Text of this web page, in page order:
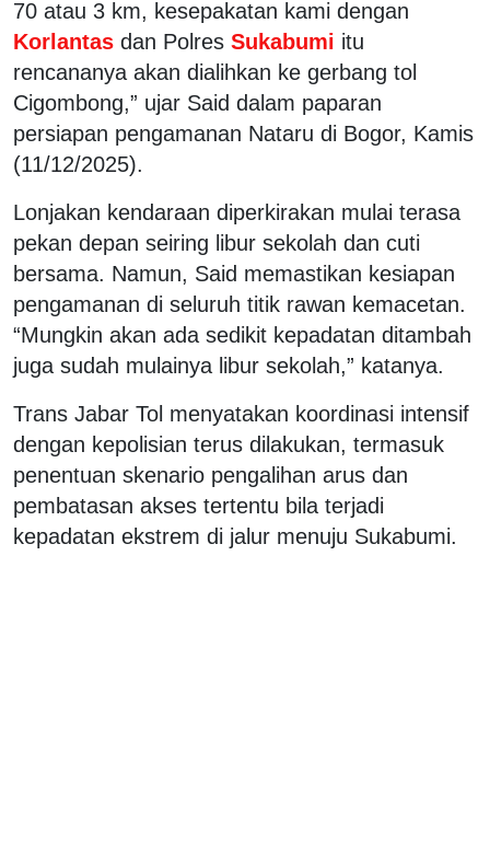
70 atau 3 km, kesepakatan kami dengan
Korlantas dan Polres Sukabumi itu
rencananya akan dialihkan ke gerbang tol
Cigombong,” ujar Said dalam paparan
persiapan pengamanan Nataru di Bogor, Kamis
(11/12/2025).
Lonjakan kendaraan diperkirakan mulai terasa
pekan depan seiring libur sekolah dan cuti
bersama. Namun, Said memastikan kesiapan
pengamanan di seluruh titik rawan kemacetan.
“Mungkin akan ada sedikit kepadatan ditambah
juga sudah mulainya libur sekolah,” katanya.
Trans Jabar Tol menyatakan koordinasi intensif
dengan kepolisian terus dilakukan, termasuk
penentuan skenario pengalihan arus dan
pembatasan akses tertentu bila terjadi
kepadatan ekstrem di jalur menuju Sukabumi.